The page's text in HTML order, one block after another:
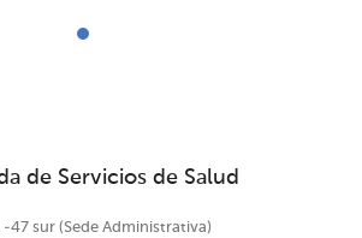
de Servicios de Salud
47 sur (Sede Administrativa)